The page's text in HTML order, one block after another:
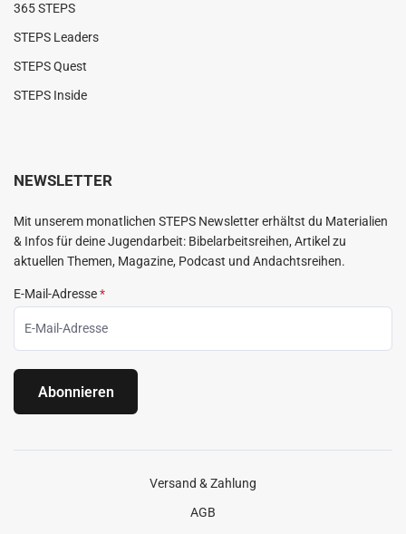
365 STEPS
STEPS Leaders
STEPS Quest
STEPS Inside
NEWSLETTER
Mit unserem monatlichen STEPS Newsletter erhältst du Materialien
& Infos für deine Jugendarbeit: Bibelarbeitsreihen, Artikel zu
aktuellen Themen, Magazine, Podcast und Andachtsreihen.
E-Mail-Adresse*
Abonnieren
Versand & Zahlung
AGB